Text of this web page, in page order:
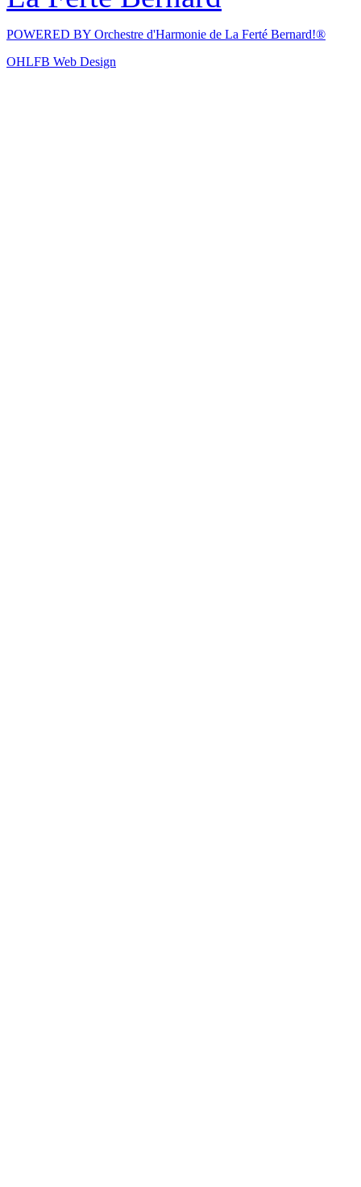
POWERED BY Orchestre d'Harmonie de La Ferté Bernard!®
OHLFB Web Design